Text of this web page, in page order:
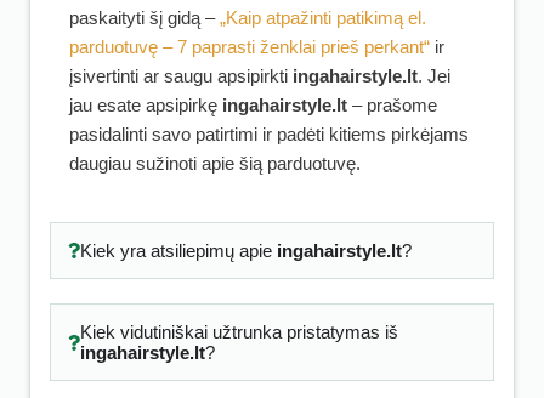
paskaityti šį gidą –„Kaip atpažinti patikimą el.
parduotuvę – 7 paprasti ženklai prieš perkant“ ir
įsivertinti ar saugu apsipirkti ingahairstyle.lt. Jei
jau esate apsipirkę ingahairstyle.lt – prašome
pasidalinti savo patirtimi ir padėti kitiems pirkėjams
daugiau sužinoti apie šią parduotuvę.
Kiek yra atsiliepimų apie ingahairstyle.lt?
Kiek vidutiniškai užtrunka pristatymas iš
ingahairstyle.lt?